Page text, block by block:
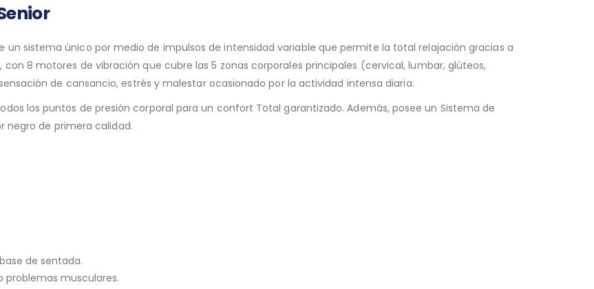
un sistema único por medio de impulsos de intensidad variable que permite la total relajación gracias a
8 motores de vibración que cubre las 5 zonas corporales principales (cervical, lumbar, glúteos,
de cansancio, estrés y malestar ocasionado por la actividad intensa diaria.
los puntos de presión corporal para un confort Total garantizado. Además, posee un Sistema de
negro de primera calidad.
de sentada.
problemas musculares.